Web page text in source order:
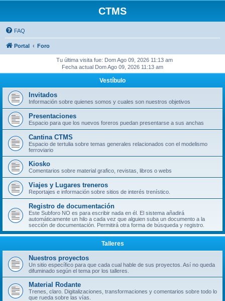
CTMS
FAQ
Portal Foro
Tu última visita fue: Dom Ago 09, 2026 11:13 am
Fecha actual Dom Ago 09, 2026 11:13 am
Vestíbulo
Invitados
Información sobre quienes somos y cuales son nuestros objetivos
Presentaciones
Espacio para que los nuevos foreros puedan presentarse a sus anchas
Cantina CTMS
Espacio de tertulia sobre temas generales relacionados con el modelismo
ferroviario
Kiosko
Comentarios sobre material grafico, revistas, libros o webs
Viajes y Lugares treneros
Reportajes e información sobre sitios de interés trenístico.
Registro de documentación
Este Subforo NO es para escribir nada en él. El sistema añadirá
automáticamente un hilo a cada vez que alguien suba un documento a la
sección de documentación. Permitirá otra forma de búsqueda y registro.
Talleres
Nuestros proyectos
Un sitio específico para que cada cual hable de sus proyectos. Así no queda
difuminado según el tema por los talleres.
Material Rodante
Trenes, claro. Digitalizaciones, transformaciones y comentarios sobre todo lo
que rueda sobre las vías.